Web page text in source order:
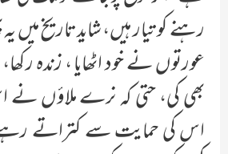
رہنے کو تیار ہیں، شاید تاریخ میں
عورتوں نے خود اٹھایا ، زندہ
بھی کی، حتی کہ نرے ملاؤں نے
اس کی حمایت سے کتراتے